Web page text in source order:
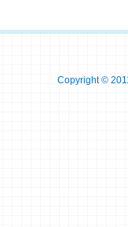
Copyright ©